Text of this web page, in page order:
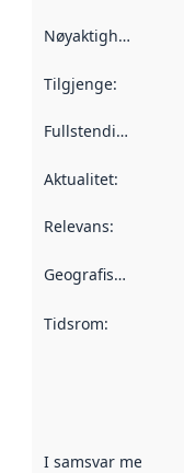
Nøyaktigheit
Tilgjenge:
Fullstendigheit
Aktualitet:
Relevans:
Geografisk område
Tidsrom:
I samsvar med